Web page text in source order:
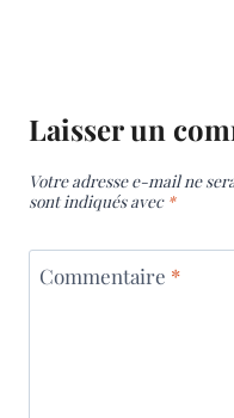
Laisser un
Votre adresse e-mail ne
sont indiqués avec *
Commentaire *